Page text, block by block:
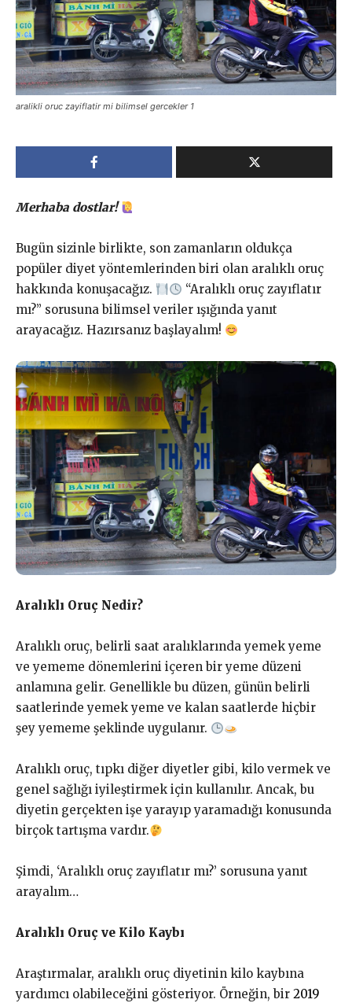
aralikli oruc zayiflatir mi bilimsel gercekler 1
Merhaba dostlar!
Bugün sizinle birlikte, son zamanların oldukça
popüler diyet yöntemlerinden biri olan aralıklı oruç
hakkında konuşacağız.
“Aralıklı oruç zayıflatır
mı?” sorusuna bilimsel veriler ışığında yanıt
arayacağız. Hazırsanız başlayalım!
Aralıklı Oruç Nedir?
Aralıklı oruç, belirli saat aralıklarında yemek yeme
ve yememe dönemlerini içeren bir yeme düzeni
anlamına gelir. Genellikle bu düzen, günün belirli
saatlerinde yemek yeme ve kalan saatlerde hiçbir
şey yememe şeklinde uygulanır.
Aralıklı oruç, tıpkı diğer diyetler gibi, kilo vermek ve
genel sağlığı iyileştirmek için kullanılır. Ancak, bu
diyetin gerçekten işe yarayıp yaramadığı konusunda
birçok tartışma vardır.
Şimdi, ‘Aralıklı oruç zayıflatır mı?’ sorusuna yanıt
arayalım…
Aralıklı Oruç ve Kilo Kaybı
Araştırmalar, aralıklı oruç diyetinin kilo kaybına
yardımcı olabileceğini gösteriyor. Örneğin, bir 2019